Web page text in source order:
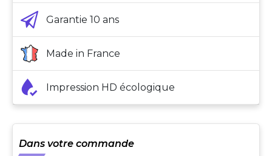
Garantie 10 ans
Made in France
Impression HD écologique
Dans votre commande